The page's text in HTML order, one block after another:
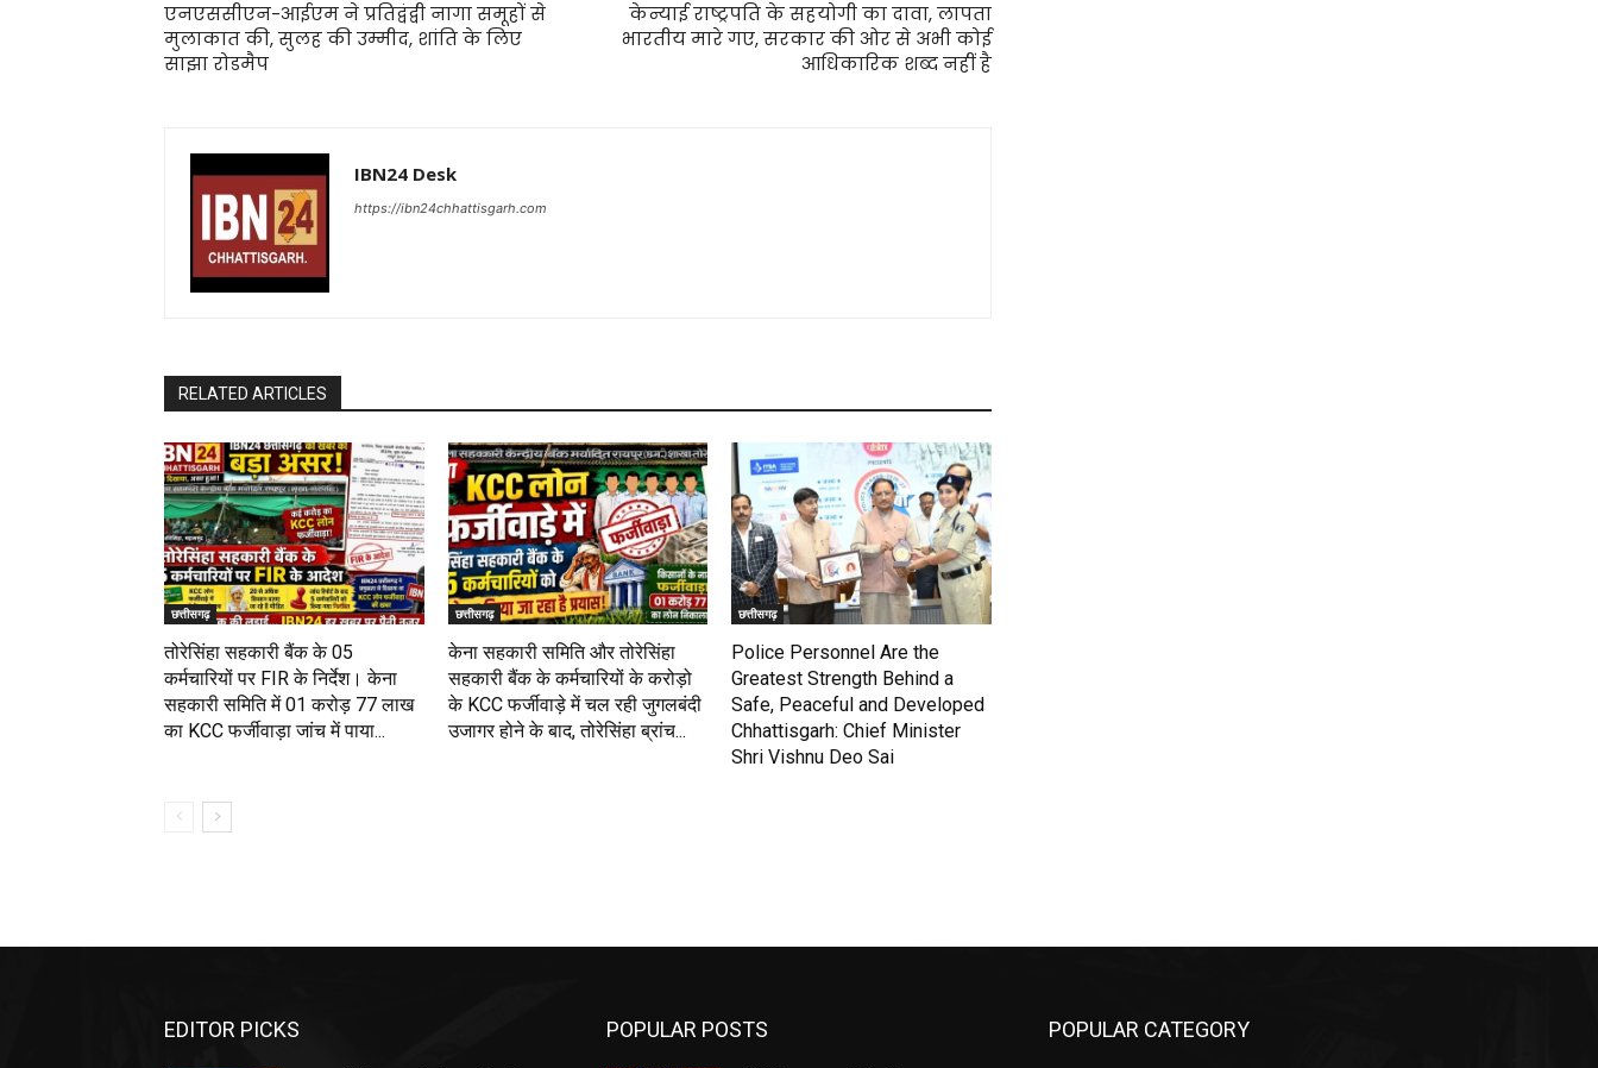
एनएससीएन-आईएम ने प्रतिद्वंद्वी नागा समूहों से
मुलाकात की, सुलह की उम्मीद, शांति के लिए
साझा रोडमैप
केन्याई राष्ट्रपति के सहयोगी का दावा, लापता
भारतीय मारे गए, सरकार की ओर से अभी कोई
आधिकारिक शब्द नहीं है
IBN24 Desk
https://ibn24chhattisgarh.com
RELATED ARTICLES
छत्तीसगढ़
तोरेसिंहा सहकारी बैंक के 05
कर्मचारियों पर FIR के निर्देश। केना
सहकारी समिति में 01 करोड़ 77 लाख
का KCC फर्जीवाड़ा जांच में पाया...
छत्तीसगढ़
केना सहकारी समिति और तोरेसिंहा
सहकारी बैंक के कर्मचारियों के करोड़ो
के KCC फर्जीवाड़े में चल रही जुगलबंदी
उजागर होने के बाद, तोरेसिंहा ब्रांच...
छत्तीसगढ़
Police Personnel Are the
Greatest Strength Behind a
Safe, Peaceful and Developed
Chhattisgarh: Chief Minister
Shri Vishnu Deo Sai
EDITOR PICKS POPULAR POSTS POPULAR CATEGORY